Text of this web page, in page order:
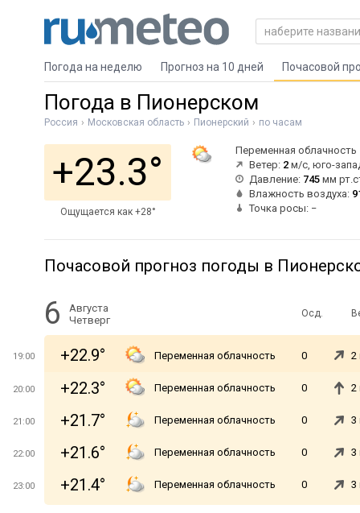
Погода на неделю Прогноз на 10 дней Почасовой
Погода в Пионерском
Россия Московская область Пионерский по часам
+23.3°
Ощущается как +28°
Переменная облачность
Ветер: 2 м/с, юго-
Давление: 745 мм
Влажность воздуха:
Точка росы: −
Почасовой прогноз погоды в
6
Августа
Четверг
Осд.
19:00 +22.9° Переменная облачность 0 2
20:00 +22.3° Переменная облачность 0 2
21:00 +21.7° Переменная облачность 0 3
22:00 +21.6° Переменная облачность 0 3
23:00 +21.4° Переменная облачность 0 3